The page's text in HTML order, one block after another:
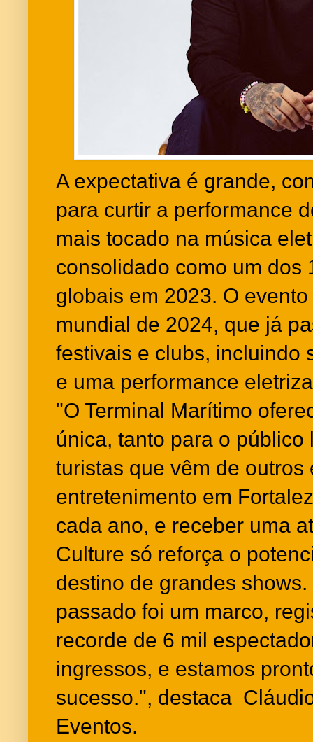
A expectativa é grande,
para curtir a performance
mais tocado na música
consolidado como um dos
globais em 2023. O
mundial de 2024, que já
festivais e clubs, incluindo
e uma performance
"O Terminal Marítimo
única, tanto para o público
turistas que vêm de outros
entretenimento em
cada ano, e receber uma
Culture só reforça o
destino de grandes
passado foi um marco,
recorde de 6 mil
ingressos, e estamos
sucesso.", destaca
Eventos.